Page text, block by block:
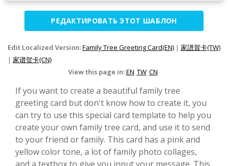
РЕДАКТИРОВАТЬ ЭТОТ ШАБЛОН
Edit Localized Version:Family Tree Greeting Card(EN) | 家譜賀卡(TW)
| 家谱贺卡(CN)
View this page in:EN TW CN
If you want to create a beautiful family tree
greeting card but don't know how to create it, you
can try to use this special card template to help you
create your own family tree card, and use it to send
to your friend or family. This card has a pink and
yellow color tone, a lot of family photo collages,